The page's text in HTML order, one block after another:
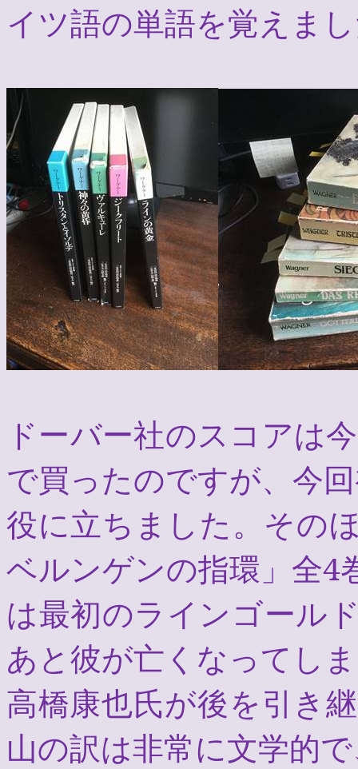
イツ語の単語を覚えま
ドーバー社のスコアは
で買ったのですが、今
役に立ちました。その
ベルンゲンの指環」全4
は最初のラインゴール
あと彼が亡くなってし
高橋康也氏が後を引き
山の訳は非常に文学的